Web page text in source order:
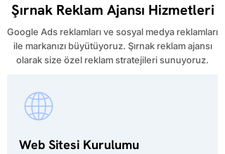
Şırnak Reklam Ajansı Hizmetleri
Google Ads reklamları ve sosyal medya reklamları
ile markanızı büyütüyoruz. Şırnak reklam ajansı
olarak size özel reklam stratejileri sunuyoruz.
Web Sitesi Kurulumu